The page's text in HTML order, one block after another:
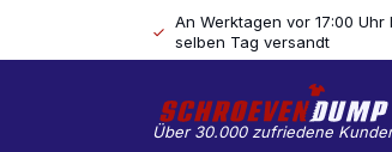
An Werktagen vor 17:00
selben Tag versandt
Über 30.000 zufriedene